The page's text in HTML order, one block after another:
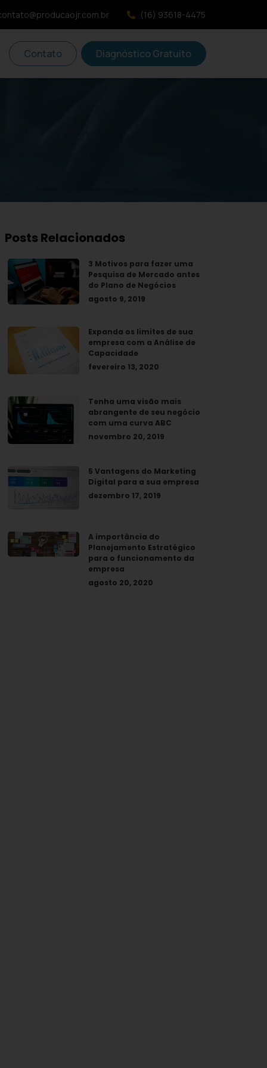
(16) 93618-4475
Contato Diagnóstico Gratuito
Posts Relacionados
3 Motivos para fazer uma
Pesquisa de Mercado antes
do Plano de Negócios
agosto 9, 2019
Expanda os limites de sua
empresa com a Análise de
Capacidade
fevereiro 13, 2020
Tenha uma visão mais
abrangente de seu negócio
com uma curva ABC
novembro 20, 2019
5 Vantagens do Marketing
Digital para a sua empresa
dezembro 17, 2019
A importância do
Planejamento Estratégico
para o funcionamento da
empresa
agosto 20, 2020